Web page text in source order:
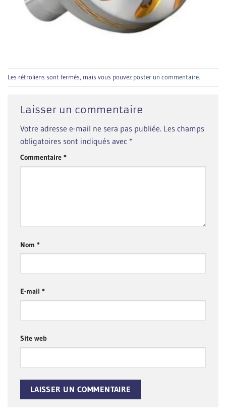
Les rétroliens sont fermés, mais vous pouvez poster un commentaire.
Laisser un commentaire
Votre adresse e-mail ne sera pas publiée. Les champs
obligatoires sont indiqués avec *
Commentaire *
Nom *
E-mail *
Site web